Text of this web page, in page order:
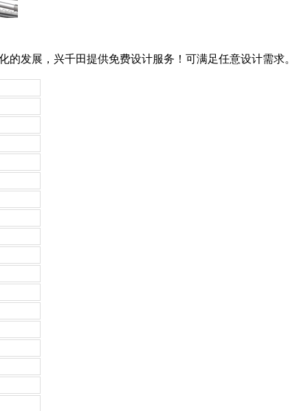
发展，兴千田提供免费设计服务！可满足任意设计需求。